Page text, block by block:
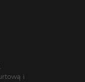
i